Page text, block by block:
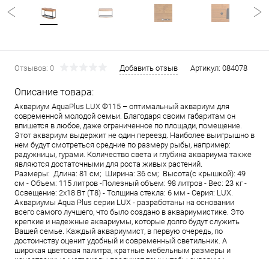
Отзывов: 0 Добавить отзыв Артикул: 084078
Описание товара:
Аквариум AquaPlus LUX Ф115 – оптимальный аквариум для
современной молодой семьи. Благодаря своим габаритам он
впишется в любое, даже ограниченное по площади, помещение.
Этот аквариум выдержит не один переезд. Наиболее выигрышно в
нем будут смотреться средние по размеру рыбы, например:
радужницы, гурами. Количество света и глубина аквариума также
являются достаточными для роста живых растений.
Размеры: Длина: 81 см; Ширина: 36 см; Высота(с крышкой): 49
см - Объем: 115 литров -Полезный объем: 98 литров - Вес: 23 кг -
Освещение: 2х18 Вт (Т8) - Толщина стекла: 6 мм - Серия: LUX.
Аквариумы Aqua Plus серии LUX - разработаны на основании
всего самого лучшего, что было создано в аквариумистике. Это
крепкие и надежные аквариумы, которые долго будут служить
Вашей семье. Каждый аквариумист, в первую очередь, по
достоинству оценит удобный и современный светильник. А
широкая цветовая палитра, кратные мебельным размеры и